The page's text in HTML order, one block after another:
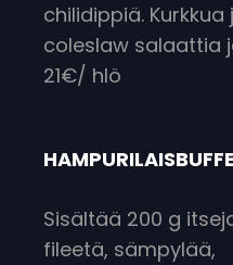
chilidippiä.
coleslaw salaattia
21€/ hlö
Sisältää 200 g
fileetä, sämpylää,